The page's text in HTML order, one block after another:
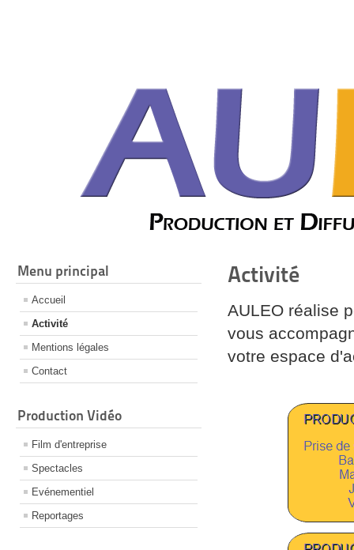
Menu principal
Accueil
Activité
Mentions légales
Contact
Production Vidéo
Film d'entreprise
Spectacles
Evénementiel
Reportages
Activité
AULEO réalise
vous
votre espace